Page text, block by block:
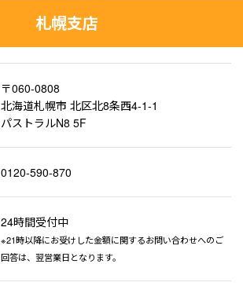
札幌支店
〒060-0808
北海道札幌市 北区北8条西4-1-1
パストラルN8 5F
0120-590-870
24時間受付中
※21時以降にお受けした金額に関するお問い合わせへのご
回答は、翌営業日となります。